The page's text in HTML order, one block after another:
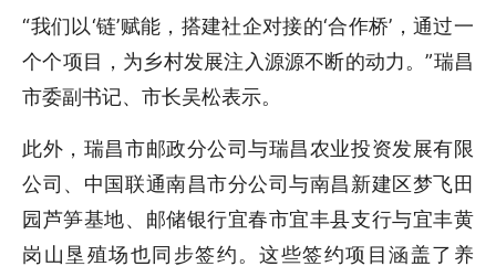
“我们以‘链’赋能，搭建社企对接的‘合作桥’，通过一
个个项目，为乡村发展注入源源不断的动力。”瑞昌
市委副书记、市长吴松表示。
此外，瑞昌市邮政分公司与瑞昌农业投资发展有限
公司、中国联通南昌市分公司与南昌新建区梦飞田
园芦笋基地、邮储银行宜春市宜丰县支行与宜丰黄
岗山垦殖场也同步签约。这些签约项目涵盖了养